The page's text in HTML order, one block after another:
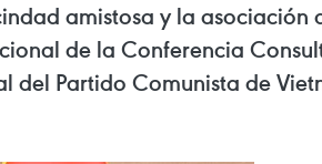
amistosa y la
de la Conferencia
Partido Comunista de